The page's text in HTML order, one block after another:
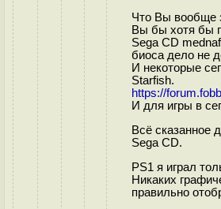
Что Вы вообще
Вы бы хотя бы
Sega CD
биоса дело не
И некоторые
Starfish.
https://
И для игры в
Всё сказанное
Sega CD.
PS1 я играл
Никаких
правильно